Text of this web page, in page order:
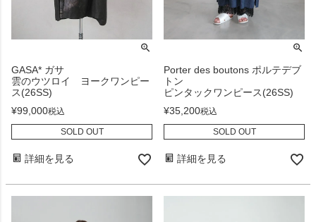
GASA* ガサ
雲のウツロイ ヨークワンピー
ス(26SS)
¥99,000税込
SOLD OUT
詳細を見る
Porter des boutons ポルテデブ
トン
ピンタックワンピース(26SS)
¥35,200税込
SOLD OUT
詳細を見る